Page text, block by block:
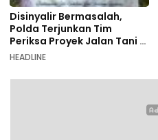
Disinyalir Bermasalah,
Polda Terjunkan Tim
Periksa Proyek Jalan Tani di
Galala
HEADLINE